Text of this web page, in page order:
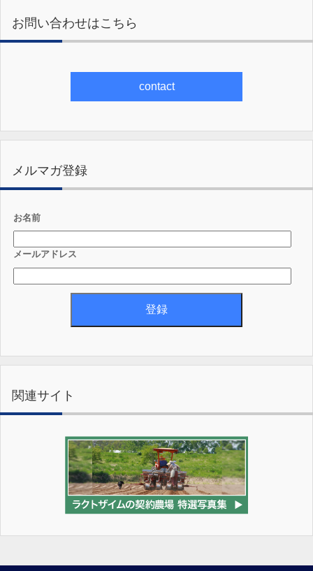
お問い合わせはこちら
contact
メルマガ登録
お名前
メールアドレス
関連サイト